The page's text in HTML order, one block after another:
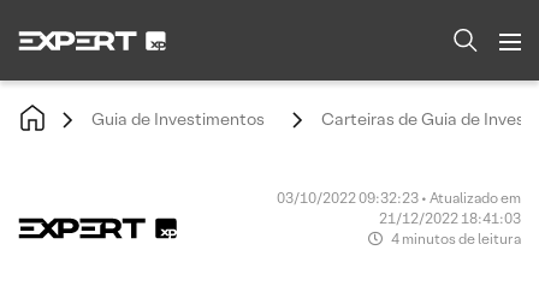
Guia de Investimentos Carteiras de Guia de
03/10/2022 09:32:23 • Atualizado em
21/12/2022 18:41:03
4 minutos de leitura